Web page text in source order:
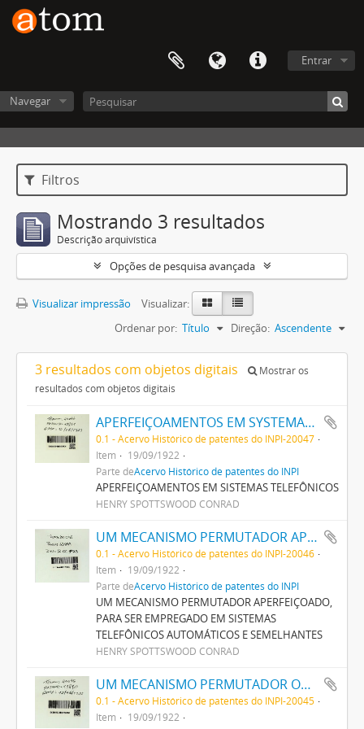
Entrar
Navegar
Filtros
Mostrando 3 resultados
Descrição arquivística
Opções de pesquisa avançada
Visualizar impressão
Visualizar:
Ordenar por: Título Direção: Ascendente
3 resultados com objetos digitais
Mostrar os
resultados com objetos digitais
APERFEIÇOAMENTOS EM SYSTEMAS TELEPHONICOS
0.1 - Acervo Histórico de patentes do INPI-20047
Item
19/09/1922
Parte deAcervo Histórico de patentes do INPI
APERFEIÇOAMENTOS EM SISTEMAS TELEFÔNICOS
HENRY SPOTTSWOOD CONRAD
UM MECANISMO PERMUTADOR APERFEIÇOADO, PARA SER EMPREGADO EM SYSTEMAS TELEPHONICOS AUTOMATICOS E SEMELHANTES
0.1 - Acervo Histórico de patentes do INPI-20046
Item
19/09/1922
Parte deAcervo Histórico de patentes do INPI
UM MECANISMO PERMUTADOR APERFEIÇOADO,
PARA SER EMPREGADO EM SISTEMAS
TELEFÔNICOS AUTOMÁTICOS E SEMELHANTES
HENRY SPOTTSWOOD CONRAD
UM MECANISMO PERMUTADOR OU SEMELHANTE, PARA USO EM SYSTEMAS TELEPHONICOS OU SEMELHANTES
0.1 - Acervo Histórico de patentes do INPI-20045
Item
19/09/1922